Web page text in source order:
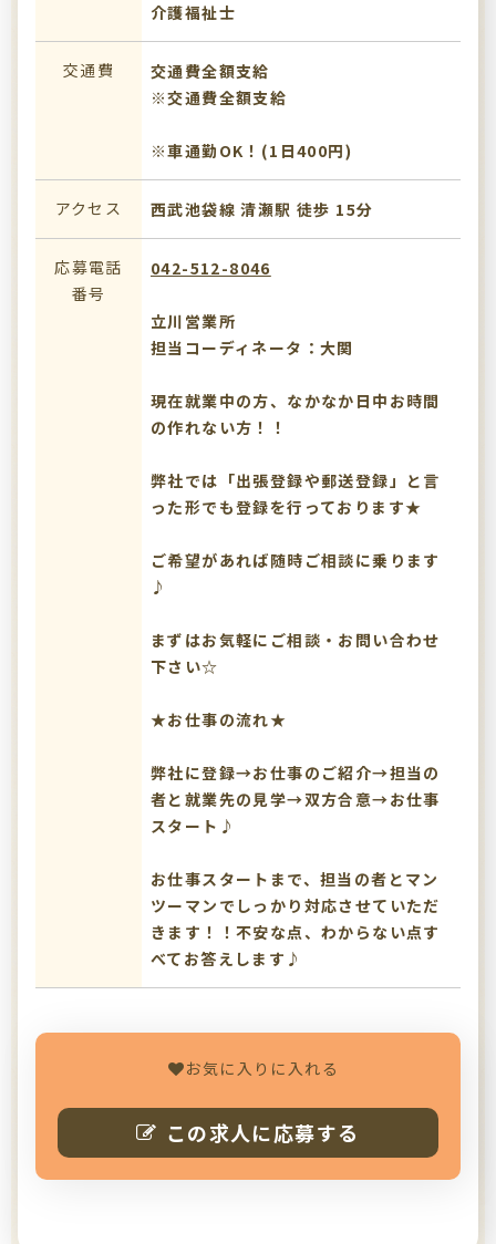
介護福祉士
交通費
交通費全額支給
※交通費全額支給
※車通勤OK！(1日400円)
アクセス 西武池袋線 清瀬駅 徒歩 15分
応募電話
番号
042-512-8046
立川営業所
担当コーディネータ：大関
現在就業中の方、なかなか日中お時間
の作れない方！！
弊社では「出張登録や郵送登録」と言
った形でも登録を行っております★
ご希望があれば随時ご相談に乗ります
♪
まずはお気軽にご相談・お問い合わせ
下さい☆
★お仕事の流れ★
弊社に登録→お仕事のご紹介→担当の
者と就業先の見学→双方合意→お仕事
スタート♪
お仕事スタートまで、担当の者とマン
ツーマンでしっかり対応させていただ
きます！！不安な点、わからない点す
べてお答えします♪
お気に入りに入れる
この求人に応募する